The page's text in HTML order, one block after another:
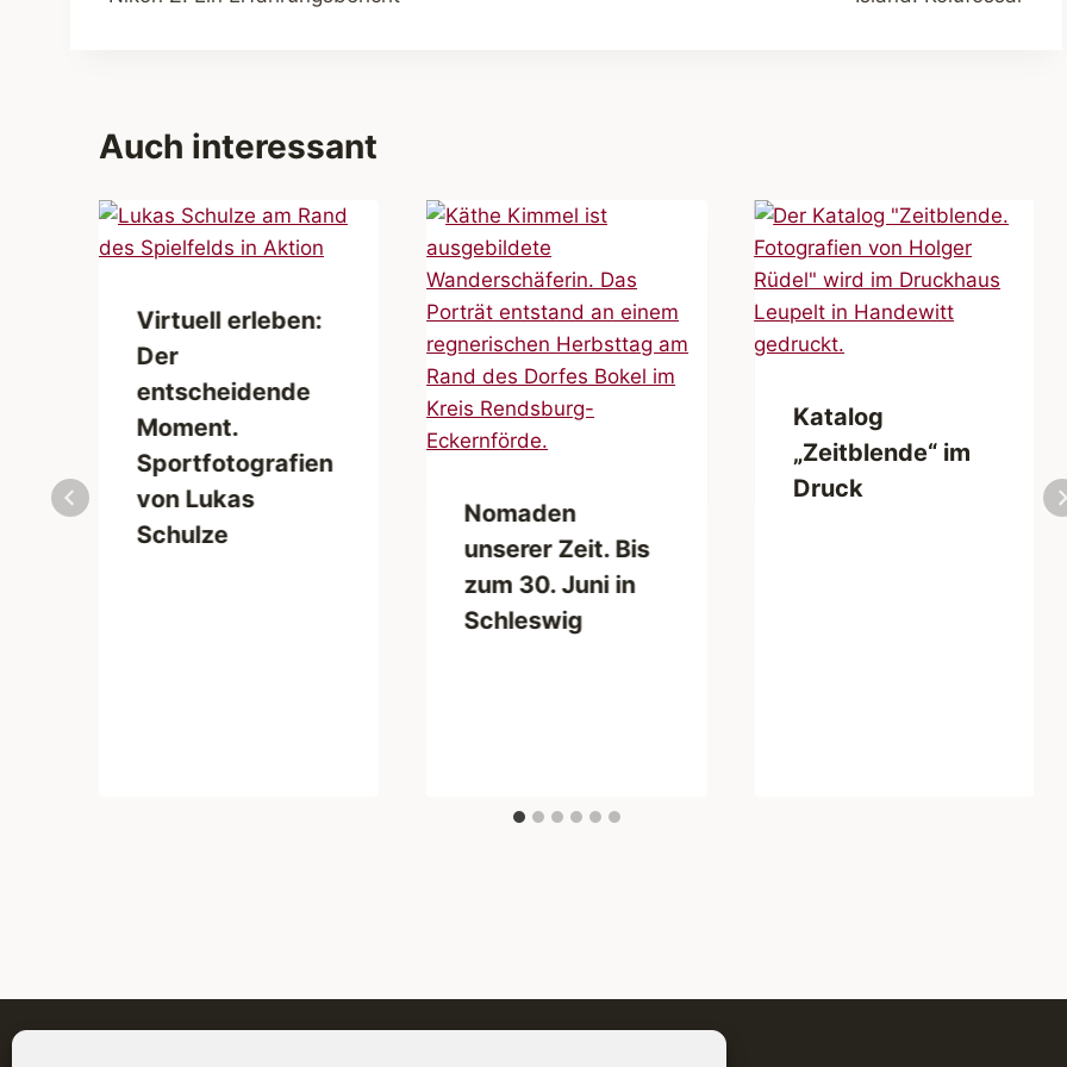
Auch interessant
Virtuell erleben:
Der
entscheidende
Moment.
Sportfotografien
von Lukas
Schulze
Nomaden
unserer Zeit. Bis
zum 30. Juni in
Schleswig
Katalog
„Zeitblende“ im
Druck